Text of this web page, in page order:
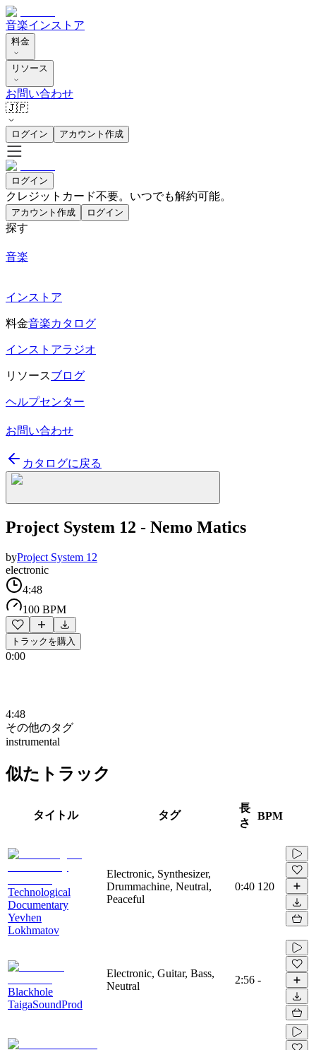
音楽インストア
料金
リソース
お問い合わせ
🇯🇵
ログイン アカウント作成
ログイン
クレジットカード不要。いつでも解約可能。
アカウント作成 ログイン
探す
音楽
インストア
料金音楽カタログ
インストアラジオ
リソースブログ
ヘルプセンター
お問い合わせ
カタログに戻る
Project System 12 - Nemo Matics
byProject System 12
electronic
4:48
100 BPM
トラックを購入
0:00
4:48
その他のタグ
instrumental
似たトラック
タイトル タグ
長
さ
BPM
Technological
Documentary
Yevhen
Lokhmatov
Electronic, Synthesizer,
Drummachine, Neutral,
Peaceful
0:40 120
Blackhole
TaigaSoundProd
Electronic, Guitar, Bass,
Neutral
2:56 -